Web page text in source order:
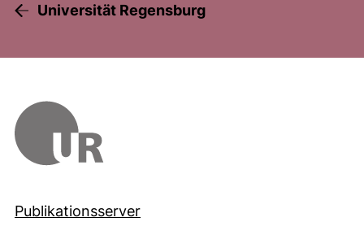
Universität Regensburg
Publikationsserver